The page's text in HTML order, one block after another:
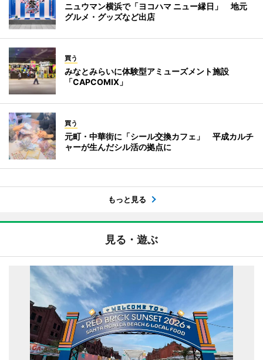
ニュウマン横浜で「ヨコハマ ニュー縁日」 地元
グルメ・グッズなど出店
買う
みなとみらいに体験型アミューズメント施設
「CAPCOMIX」
買う
元町・中華街に「シール交換カフェ」 平成カルチ
ャーが生んだシル活の拠点に
もっと見る
見る・遊ぶ